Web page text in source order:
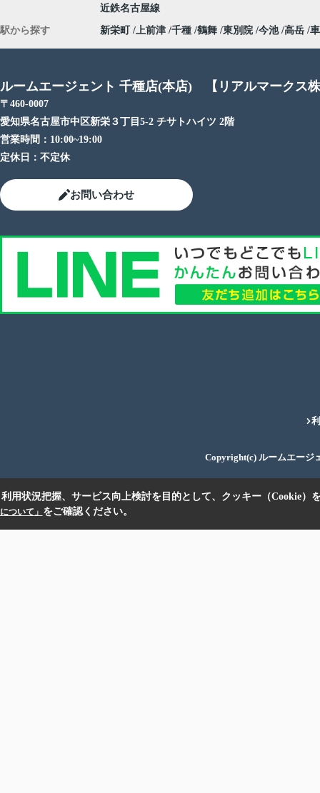
近鉄名古屋線
駅から探す 新栄町 上前津 千種 鶴舞 東別院 今池 高岳
ルームエージェント 千種店(本店) 【リアルマークス
〒460-0007
愛知県名古屋市中区新栄３丁目5-2 チサトハイツ 2階
営業時間： 10:00~19:00
定休日： 不定休
お問い合わせ
Copyright(c) ルームエージ
用状況把握、サービス向上検討を目的として、クッキー（Cookie）
ついて」 をご確認ください。